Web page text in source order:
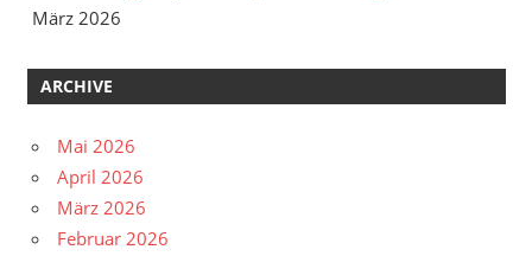
März 2026
ARCHIVE
Mai 2026
April 2026
März 2026
Februar 2026